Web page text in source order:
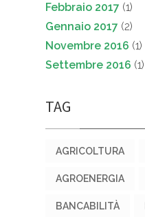
Febbraio 2017 (1)
Gennaio 2017 (2)
Novembre 2016 (1)
Settembre 2016 (1)
TAG
AGRICOLTURA
AGROENERGIA
BANCABILITÀ